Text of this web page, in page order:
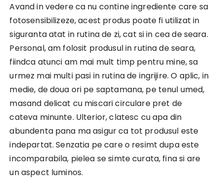
Avand in vedere ca nu contine ingrediente care sa
fotosensibilizeze, acest produs poate fi utilizat in
siguranta atat in rutina de zi, cat si in cea de seara.
Personal, am folosit produsul in rutina de seara,
fiindca atunci am mai mult timp pentru mine, sa
urmez mai multi pasi in rutina de ingrijire. O aplic, in
medie, de doua ori pe saptamana, pe tenul umed,
masand delicat cu miscari circulare pret de
cateva minunte. Ulterior, clatesc cu apa din
abundenta pana ma asigur ca tot produsul este
indepartat. Senzatia pe care o resimt dupa este
incomparabila, pielea se simte curata, fina si are
un aspect luminos.